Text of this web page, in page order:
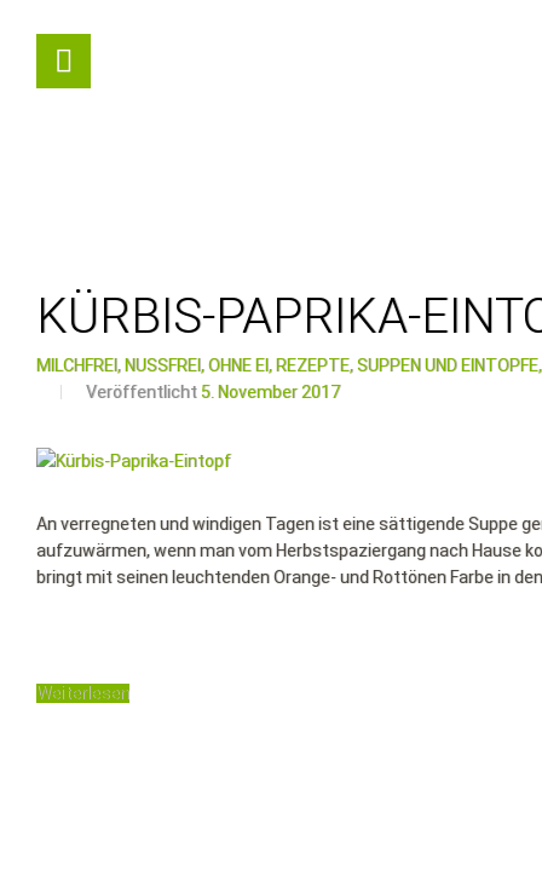
KÜRBIS-PAPRIKA-
MILCHFREI, NUSSFREI,OHNE EI, REZEPTE,SUPPEN UND EINTÖPFE,
Veröffentlicht5. November 2017
An verregneten und windigen Tagen ist eine sättigende Suppe
aufzuwärmen, wenn man vom Herbstspaziergang nach Hause
bringt mit seinen leuchtenden Orange- und Rottönen Farbe in
Weiterlesen